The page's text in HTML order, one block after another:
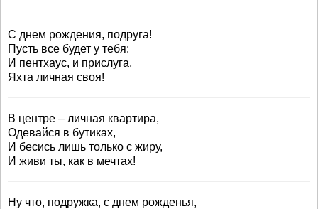
С днем рождения, подруга!
Пусть все будет у тебя:
И пентхаус, и прислуга,
Яхта личная своя!
В центре – личная квартира,
Одевайся в бутиках,
И бесись лишь только с жиру,
И живи ты, как в мечтах!
Ну что, подружка, с днем рожденья,